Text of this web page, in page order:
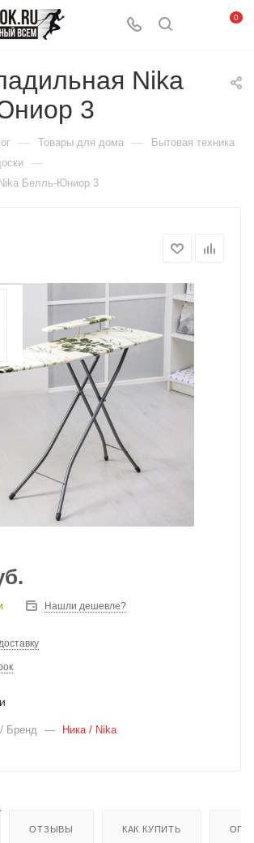
0
Nika
3
— Товары для дома — Бытовая техника
—
Белль-Юниор 3
Нашли дешевле?
Бренд — Ника / Nika
ОТЗЫВЫ КАК КУПИТЬ